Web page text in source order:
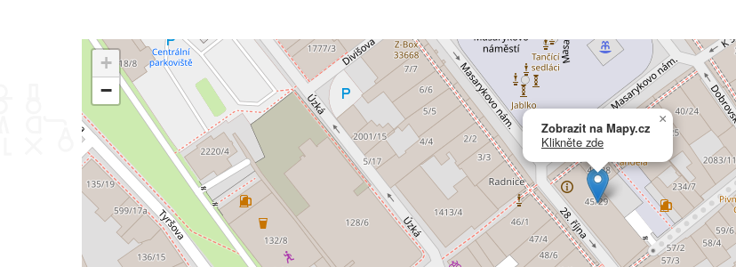
Zobrazit na Mapy.cz
Klikněte zde
×
+
−